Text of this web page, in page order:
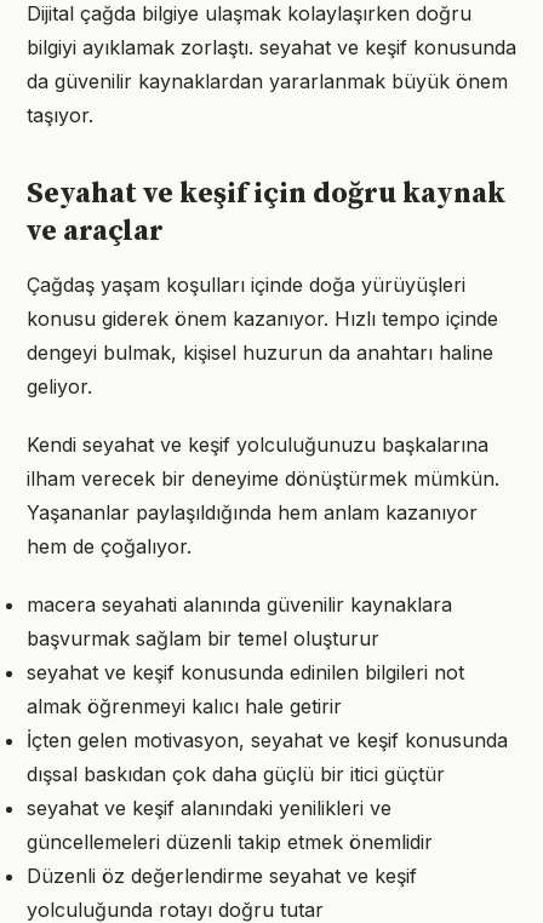
Dijital çağda bilgiye ulaşmak kolaylaşırken doğru
bilgiyi ayıklamak zorlaştı. seyahat ve keşif konusunda
da güvenilir kaynaklardan yararlanmak büyük önem
taşıyor.
Seyahat ve keşif için doğru kaynak
ve araçlar
Çağdaş yaşam koşulları içinde doğa yürüyüşleri
konusu giderek önem kazanıyor. Hızlı tempo içinde
dengeyi bulmak, kişisel huzurun da anahtarı haline
geliyor.
Kendi seyahat ve keşif yolculuğunuzu başkalarına
ilham verecek bir deneyime dönüştürmek mümkün.
Yaşananlar paylaşıldığında hem anlam kazanıyor
hem de çoğalıyor.
macera seyahati alanında güvenilir kaynaklara
başvurmak sağlam bir temel oluşturur
seyahat ve keşif konusunda edinilen bilgileri not
almak öğrenmeyi kalıcı hale getirir
İçten gelen motivasyon, seyahat ve keşif konusunda
dışsal baskıdan çok daha güçlü bir itici güçtür
seyahat ve keşif alanındaki yenilikleri ve
güncellemeleri düzenli takip etmek önemlidir
Düzenli öz değerlendirme seyahat ve keşif
yolculuğunda rotayı doğru tutar